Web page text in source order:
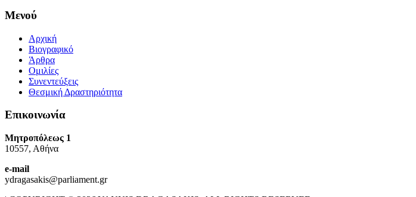
Μενού
Αρχική
Βιογραφικό
Άρθρα
Ομιλίες
Συνεντεύξεις
Θεσμική Δραστηριότητα
Επικοινωνία
Μητροπόλεως 1
10557, Αθήνα
e-mail
ydragasakis@parliament.gr